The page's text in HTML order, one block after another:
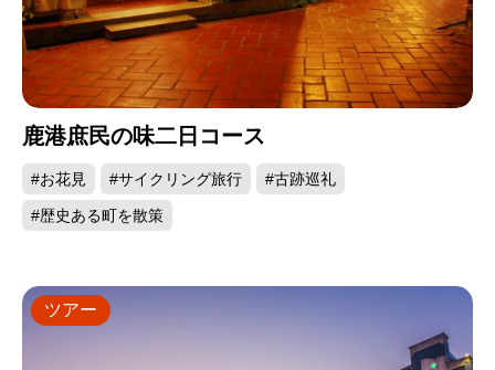
鹿港庶民の味二日コース
#お花見 #サイクリング旅行 #古跡巡礼
#歴史ある町を散策
ツアー